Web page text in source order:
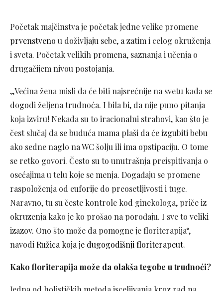
Početak majčinstva je početak jedne velike promene
prvenstveno u doživljaju sebe, a zatim i celog okruženja
i sveta. Početak velikih promena, saznanja i učenja o
drugačijem nivou postojanja.
„Većina žena misli da će biti najsrećnije na svetu kada se
dogodi željena trudnoća. I bila bi, da nije puno pitanja
koja izviru! Nekada su to iracionalni strahovi, kao što je
čest slučaj da se buduća mama plaši da će izgubiti bebu
ako sedne naglo na WC šolju ili ima opstipaciju. O tome
se retko govori. Često su to unutrašnja preispitivanja o
osećajima u telu koje se menja. Događaju se promene
raspoloženja od euforije do preosetljivosti i tuge.
Naravno, tu su česte kontrole kod ginekologa, priče iz
okruzenja kako je ko prošao na porođaju. I sve to veliki
izazov. Ono što može da pomogne je floriterapija“,
navodiRužica koja je dugogodišnji floriterapeut.
Kako floriterapija može da olakša tegobe u trudnoći?